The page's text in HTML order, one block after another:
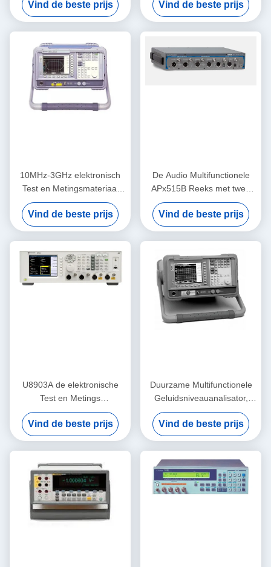
Keysight Agilent 4339B
Vind de beste prijs
Keysight Agilent 4155C
Vind de beste prijs
10MHz-3GHz elektronisch
Test en Metingsmateriaal
Keysight Agilent N8973A
Vind de beste prijs
De Audio Multifunctionele
APx515B Reeks met twee
kanalen van de
Precisieanalysator
Vind de beste prijs
U8903A de elektronische
Test en Metings
Audioanalysator van
Materiaalkeysight Agilent
Vind de beste prijs
Duurzame Multifunctionele
Geluidsniveauanalisator,
10MHz-26.5GHz Keysight
Agilent N8975A
Vind de beste prijs